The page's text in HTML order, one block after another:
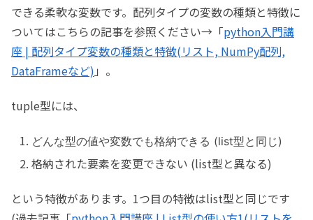
できる柔軟な変数です。配列タイプの変数の種類と特徴に
ついてはこちらの記事を参照ください→「python入門講
座 | 配列タイプ変数の種類と特徴(リスト, NumPy配列,
DataFrameなど) 」。
tuple型には、
どんな型の値や変数でも格納できる (list型と同じ)
格納された要素を変更できない (list型と異なる)
という特徴があります。1つ目の特徴はlist型と同じです